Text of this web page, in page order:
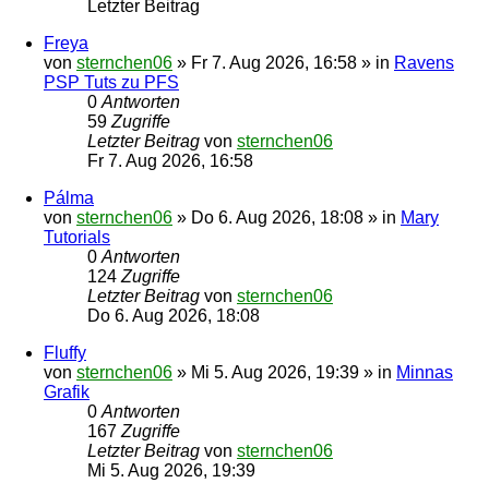
Letzter Beitrag
Freya
von sternchen06 » Fr 7. Aug 2026, 16:58 » in Ravens
PSP Tuts zu PFS
0 Antworten
59 Zugriffe
Letzter Beitrag von sternchen06
Fr 7. Aug 2026, 16:58
Pálma
von sternchen06 » Do 6. Aug 2026, 18:08 » in Mary
Tutorials
0 Antworten
124 Zugriffe
Letzter Beitrag von sternchen06
Do 6. Aug 2026, 18:08
Fluffy
von sternchen06 » Mi 5. Aug 2026, 19:39 » in Minnas
Grafik
0 Antworten
167 Zugriffe
Letzter Beitrag von sternchen06
Mi 5. Aug 2026, 19:39